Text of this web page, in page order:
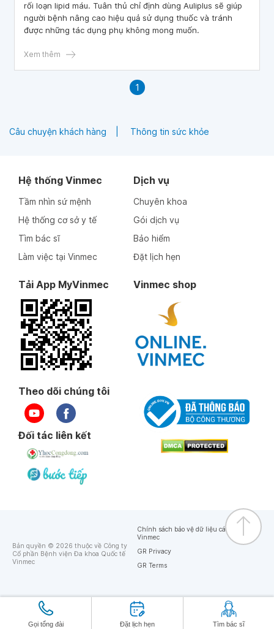
rối loạn lipid máu. Tuân thủ chỉ định dùng Auliplus sẽ giúp
người bệnh nâng cao hiệu quả sử dụng thuốc và tránh
được những tác dụng phụ không mong muốn.
Xem thêm
1
Câu chuyện khách hàng Thông tin sức khỏe
Gọi tổng đài Đặt lịch hẹn Tìm bác sĩ
Hệ thống Vinmec
Tầm nhìn sứ mệnh
Hệ thống cơ sở y tế
Tìm bác sĩ
Làm việc tại Vinmec
Dịch vụ
Chuyên khoa
Gói dịch vụ
Bảo hiểm
Đặt lịch hẹn
Tải App MyVinmec Vinmec shop
Theo dõi chúng tôi
Đối tác liên kết
Bản quyền © 2026 thuộc về Công ty
Cổ phần Bệnh viện Đa khoa Quốc tế
Vinmec
Chính sách bảo vệ dữ liệu cá nhân của
Vinmec
GR Privacy
GR Terms